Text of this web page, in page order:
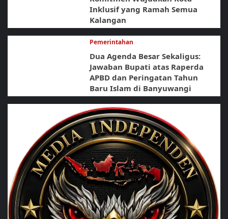
Inklusif yang Ramah Semua
Kalangan
Pemerintahan
Dua Agenda Besar Sekaligus:
Jawaban Bupati atas Raperda
APBD dan Peringatan Tahun
Baru Islam di Banyuwangi